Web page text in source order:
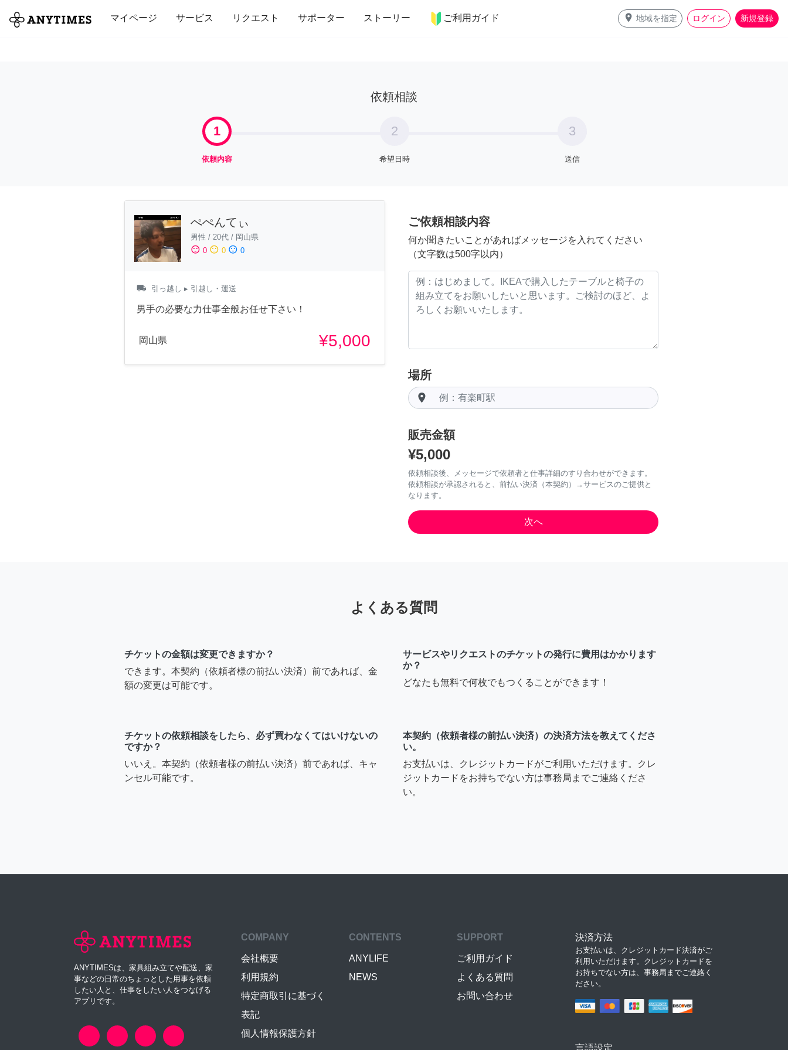
マイページ サービス リクエスト サポーター ストーリー ご利用ガイド place 地域を指定 ログイン 新規登録
全て 修理・組立 家事 引っ越し インテリア 趣味・習い事 ペット 料理
依頼相談
1
依頼内容
2
希望日時
3
送信
ぺぺんてぃ
男性 / 20代 / 岡山県
sentiment_satisfied 0 sentiment_neutral 0 sentiment_dissatisfied 0
local_shipping 引っ越し ▸ 引越し・運送
男手の必要な力仕事全般お任せ下さい！
岡山県 ¥5,000
ご依頼相談内容
何か聞きたいことがあればメッセージを入れてください
（文字数は500字以内）
場所
room
販売金額
¥5,000
依頼相談後、メッセージで依頼者と仕事詳細のすり合わせができます。
依頼相談が承認されると、前払い決済（本契約）→サービスのご提供と
なります。
よくある質問
チケットの金額は変更できますか？
できます。本契約（依頼者様の前払い決済）前であれば、金
額の変更は可能です。
サービスやリクエストのチケットの発行に費用はかかります
か？
どなたも無料で何枚でもつくることができます！
チケットの依頼相談をしたら、必ず買わなくてはいけないの
ですか？
いいえ。本契約（依頼者様の前払い決済）前であれば、キャ
ンセル可能です。
本契約（依頼者様の前払い決済）の決済方法を教えてくださ
い。
お支払いは、クレジットカードがご利用いただけます。クレ
ジットカードをお持ちでない方は事務局までご連絡くださ
い。
ANYTIMESは、家具組み立てや配送、家
事などの日常のちょっとした用事を依頼
したい人と、仕事をしたい人をつなげる
アプリです。
COMPANY
会社概要
利用規約
特定商取引に基づく
表記
個人情報保護方針
CONTENTS
ANYLIFE
NEWS
SUPPORT
ご利用ガイド
よくある質問
お問い合わせ
決済方法
お支払いは、クレジットカード決済がご
利用いただけます。クレジットカードを
お持ちでない方は、事務局までご連絡く
ださい。
言語設定